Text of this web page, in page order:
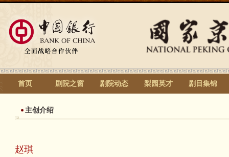
首页 剧院之窗 剧院动态 梨园英才 剧目集锦
主创介绍
赵琪